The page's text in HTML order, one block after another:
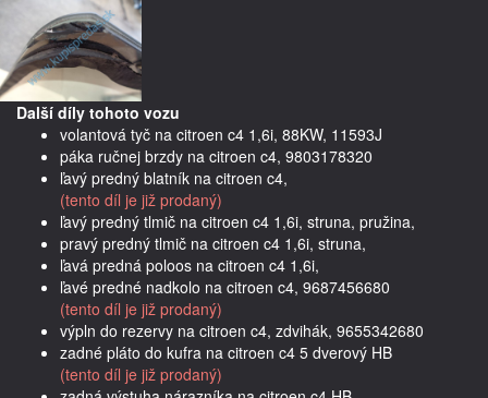
Další díly tohoto vozu
volantová tyč na citroen c4 1,6i, 88KW, 11593J
páka ručnej brzdy na citroen c4, 9803178320
ľavý predný blatník na citroen c4,
(tento díl je již prodaný)
ľavý predný tlmič na citroen c4 1,6i, struna, pružina,
pravý predný tlmič na citroen c4 1,6i, struna,
ľavá predná poloos na citroen c4 1,6i,
ľavé predné nadkolo na citroen c4, 9687456680
(tento díl je již prodaný)
výpln do rezervy na citroen c4, zdvihák, 9655342680
zadné pláto do kufra na citroen c4 5 dverový HB
(tento díl je již prodaný)